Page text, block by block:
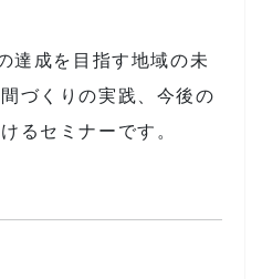
達成を目指す地域の未
づくりの実践、今後の
るセミナーです。